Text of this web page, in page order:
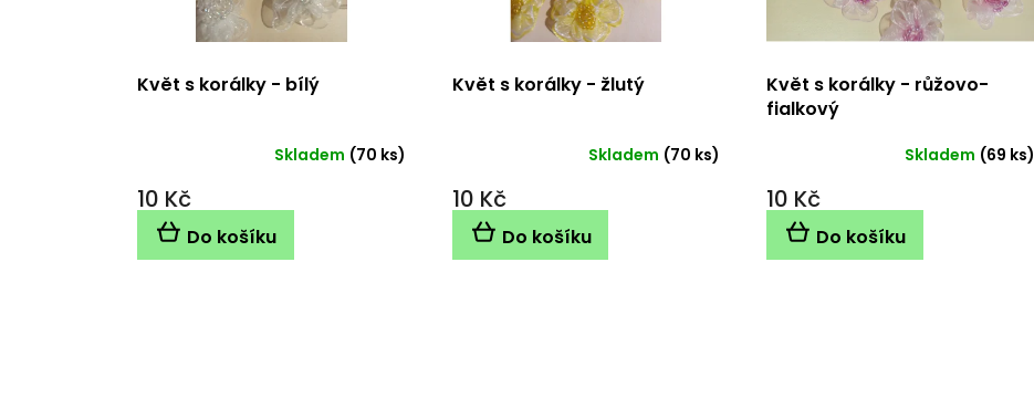
Květ s korálky - bílý
Skladem (70 ks)
10 Kč
Do košíku
Květ s korálky - žlutý
Skladem (70 ks)
10 Kč
Do košíku
Květ s korálky - růžovo-
fialkový
Skladem (69 ks)
10 Kč
Do košíku